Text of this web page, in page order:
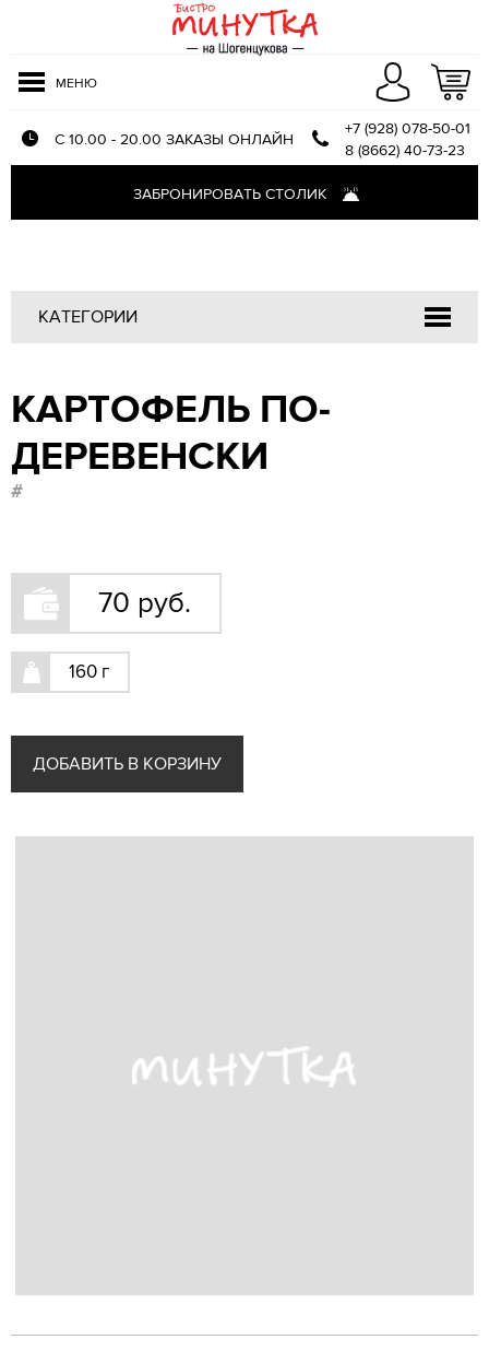
МЕНЮ
С 10.00 - 20.00 ЗАКАЗЫ ОНЛАЙН
+7 (928) 078-50-01
8 (8662) 40-73-23
ЗАБРОНИРОВАТЬ СТОЛИК
КАТЕГОРИИ
Закуски
Салаты
Первые блюда
Пироги
Хлебобулочные изделия
Гарниры
Соусы
Десерты Конфеты Мороженое Желе
КАРТОФЕЛЬ ПО-
ДЕРЕВЕНСКИ
#
70 руб.
160 г
ДОБАВИТЬ В КОРЗИНУ